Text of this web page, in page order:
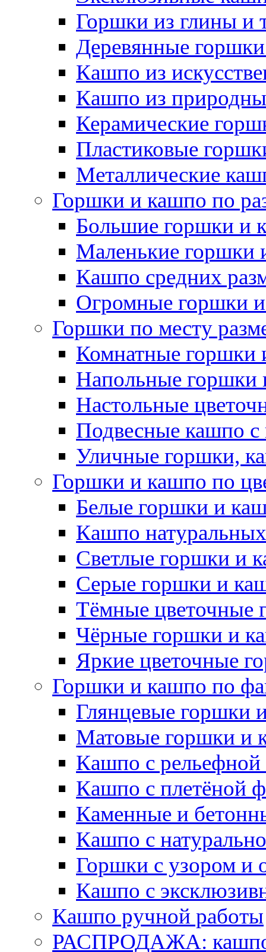
Горшки из глины и
Деревянные
Кашпо из
Кашпо из
Керамические
Пластиковые
Металлические
Горшки и кашпо по
Большие горшки и
Маленькие горшки
Кашпо средних
Огромные горшки
Горшки по месту
Комнатные горшки
Напольные горшки
Настольные
Подвесные кашпо с
Уличные горшки,
Горшки и кашпо по
Белые горшки и
Кашпо
Светлые горшки и
Серые горшки и
Тёмные цветочные
Чёрные горшки и
Яркие цветочные
Горшки и кашпо по
Глянцевые горшки
Матовые горшки и
Кашпо с рельефной
Кашпо с плетёной
Каменные и
Кашпо с
Горшки с узором и
Кашпо с
Кашпо ручной работы
РАСПРОДАЖА: кашпо